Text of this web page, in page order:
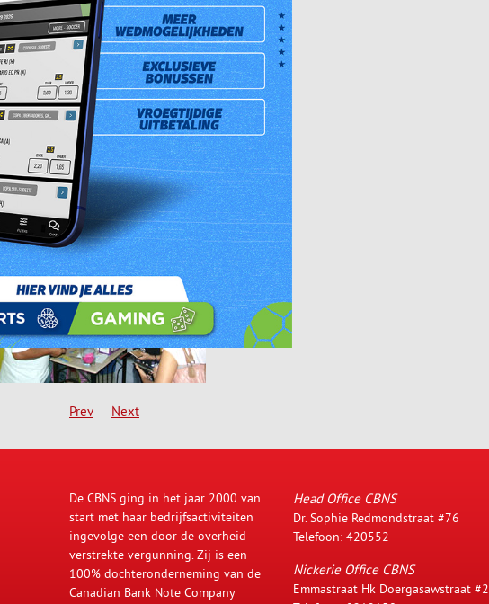
Prev Next
De CBNS ging in het jaar 2000 van
start met haar bedrijfsactiviteiten
ingevolge een door de overheid
verstrekte vergunning. Zij is een
100% dochteronderneming van de
Canadian Bank Note Company
Head Office CBNS
Dr. Sophie Redmondstraat #76
Telefoon: 420552
Nickerie Office CBNS
Emmastraat Hk Doergasawstraat #2